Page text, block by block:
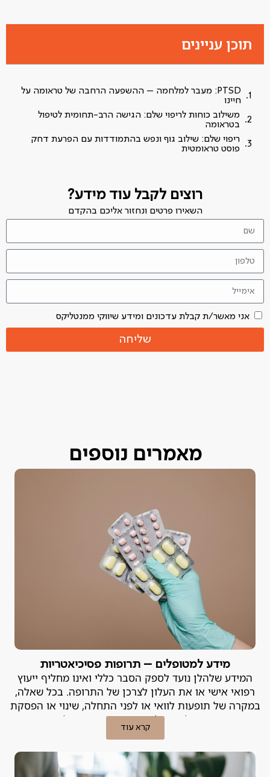
תוכן עניינים
PTSD: מעבר למלחמה – ההשפעה הרחבה של טראומה על
חיינו
משילוב כוחות לריפוי שלם: הגישה הרב-תחומית לטיפול
בטראומה
ריפוי שלם: שילוב גוף ונפש בהתמודדות עם הפרעת דחק
פוסט טראומטית
רוצים לקבל עוד מידע?
השאירו פרטים ונחזור אליכם בהקדם
אני מאשר/ת קבלת עדכונים ומידע שיווקי ממנטליקס
שליחה
מאמרים נוספים
מידע למטופלים – תרופות פסיכיאטריות
המידע שלהלן נועד לספק הסבר כללי ואינו מחליף ייעוץ
רפואי אישי או את העלון לצרכן של התרופה. בכל שאלה,
במקרה של תופעות לוואי או לפני התחלה, שינוי או הפסקת
טיפול – יש להייועץ ברופא המטפל.
קרא עוד